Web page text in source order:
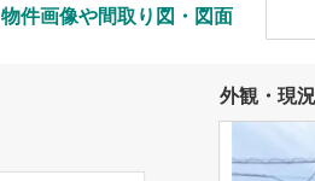
物件画像や間取り図・図面
外観・現況